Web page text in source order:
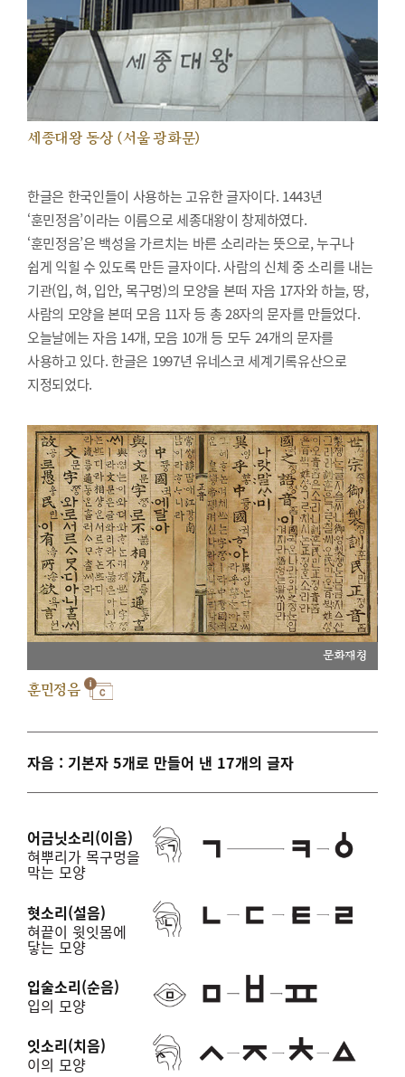
세종대왕 동상 (서울 광화문)
한글은 한국인들이 사용하는 고유한 글자이다. 1443년
‘훈민정음’이라는 이름으로 세종대왕이 창제하였다.
‘훈민정음’은 백성을 가르치는 바른 소리라는 뜻으로, 누구나
쉽게 익힐 수 있도록 만든 글자이다. 사람의 신체 중 소리를 내는
기관(입, 혀, 입안, 목구멍)의 모양을 본떠 자음 17자와 하늘, 땅,
사람의 모양을 본떠 모음 11자 등 총 28자의 문자를 만들었다.
오늘날에는 자음 14개, 모음 10개 등 모두 24개의 문자를
사용하고 있다. 한글은 1997년 유네스코 세계기록유산으로
지정되었다.
문화재청
훈민정음
자음 : 기본자 5개로 만들어 낸 17개의 글자
어금닛소리(이음)
혀뿌리가 목구멍을
막는 모양
혓소리(설음)
혀끝이 윗잇몸에
닿는 모양
입술소리(순음)
입의 모양
잇소리(치음)
이의 모양